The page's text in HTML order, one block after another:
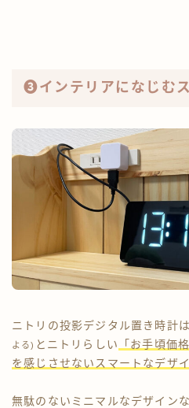
❸インテリアになじむ
ニトリの投影デジタル置き時計
よる) とニトリらしい
「お手頃価
を感じさせないスマートなデザ
無駄のないミニマルなデザイン